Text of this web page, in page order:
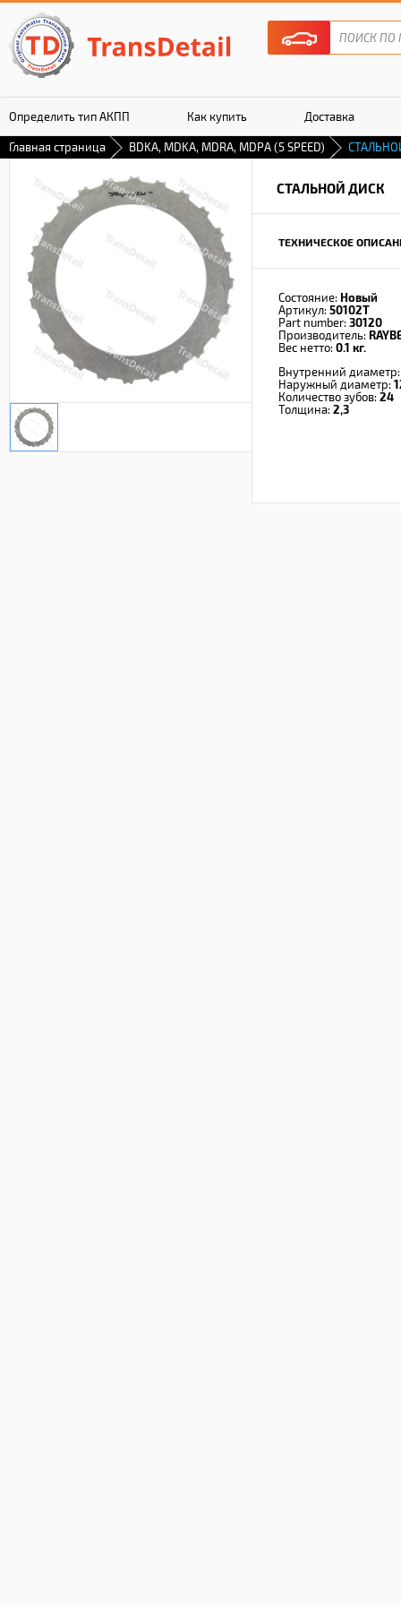
Определить тип АКПП Как купить Доставка
Гарантия
Главная страница BDKA, MDKA, MDRA, MDPA (5 SPEED)
СТАЛЬНОЙ ДИСК
ТЕХНИЧЕСКОЕ
Состояние: Новый
Артикул: 50102T
Part number: 30120
Производитель:
Вес нетто: 0.1 кг.
Внутренний
Наружный диаметр:
Количество зубов: 24
Толщина: 2,3